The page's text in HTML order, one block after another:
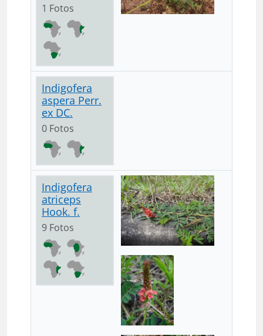
1 Fotos
Indigofera
aspera Perr.
ex DC.
0 Fotos
Indigofera
atriceps
Hook. f.
9 Fotos